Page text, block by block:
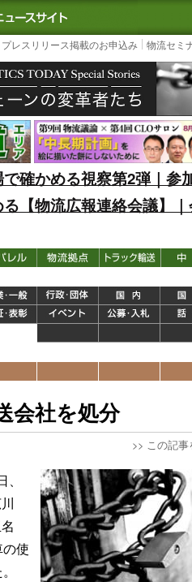
｜国内最大の物流ニュースサ
3PL,
レスリリース掲載のお申込み 物流セミ
確かめる視察第2弾｜参
【物流広報連絡会議】
会社を処分
>> この記事
使